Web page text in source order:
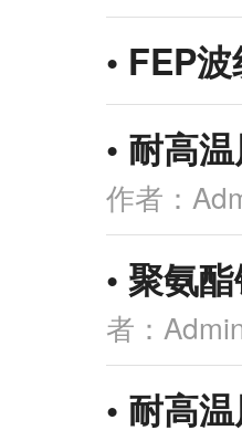
• FEP
• 耐高
作者：
• 聚氨
者：
• 耐高